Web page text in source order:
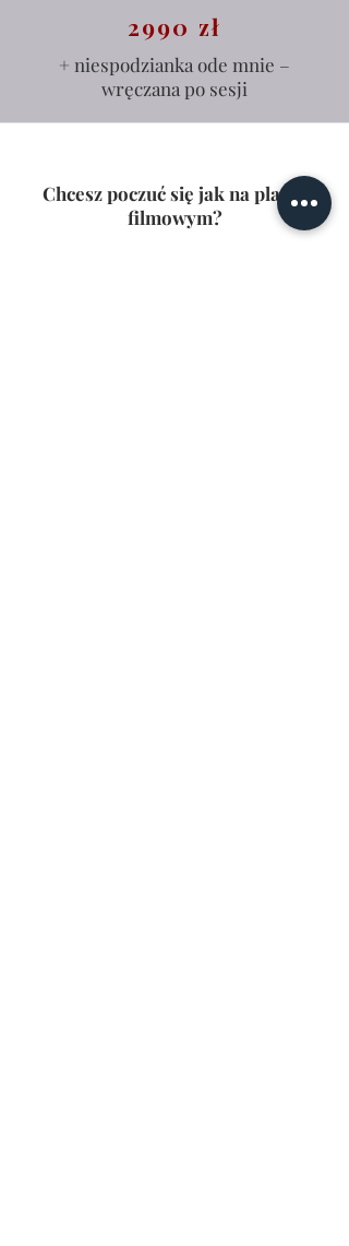
2990 zł
+ niespodzianka ode mnie –
wręczana po sesji
Chcesz poczuć się jak na planie
filmowym?